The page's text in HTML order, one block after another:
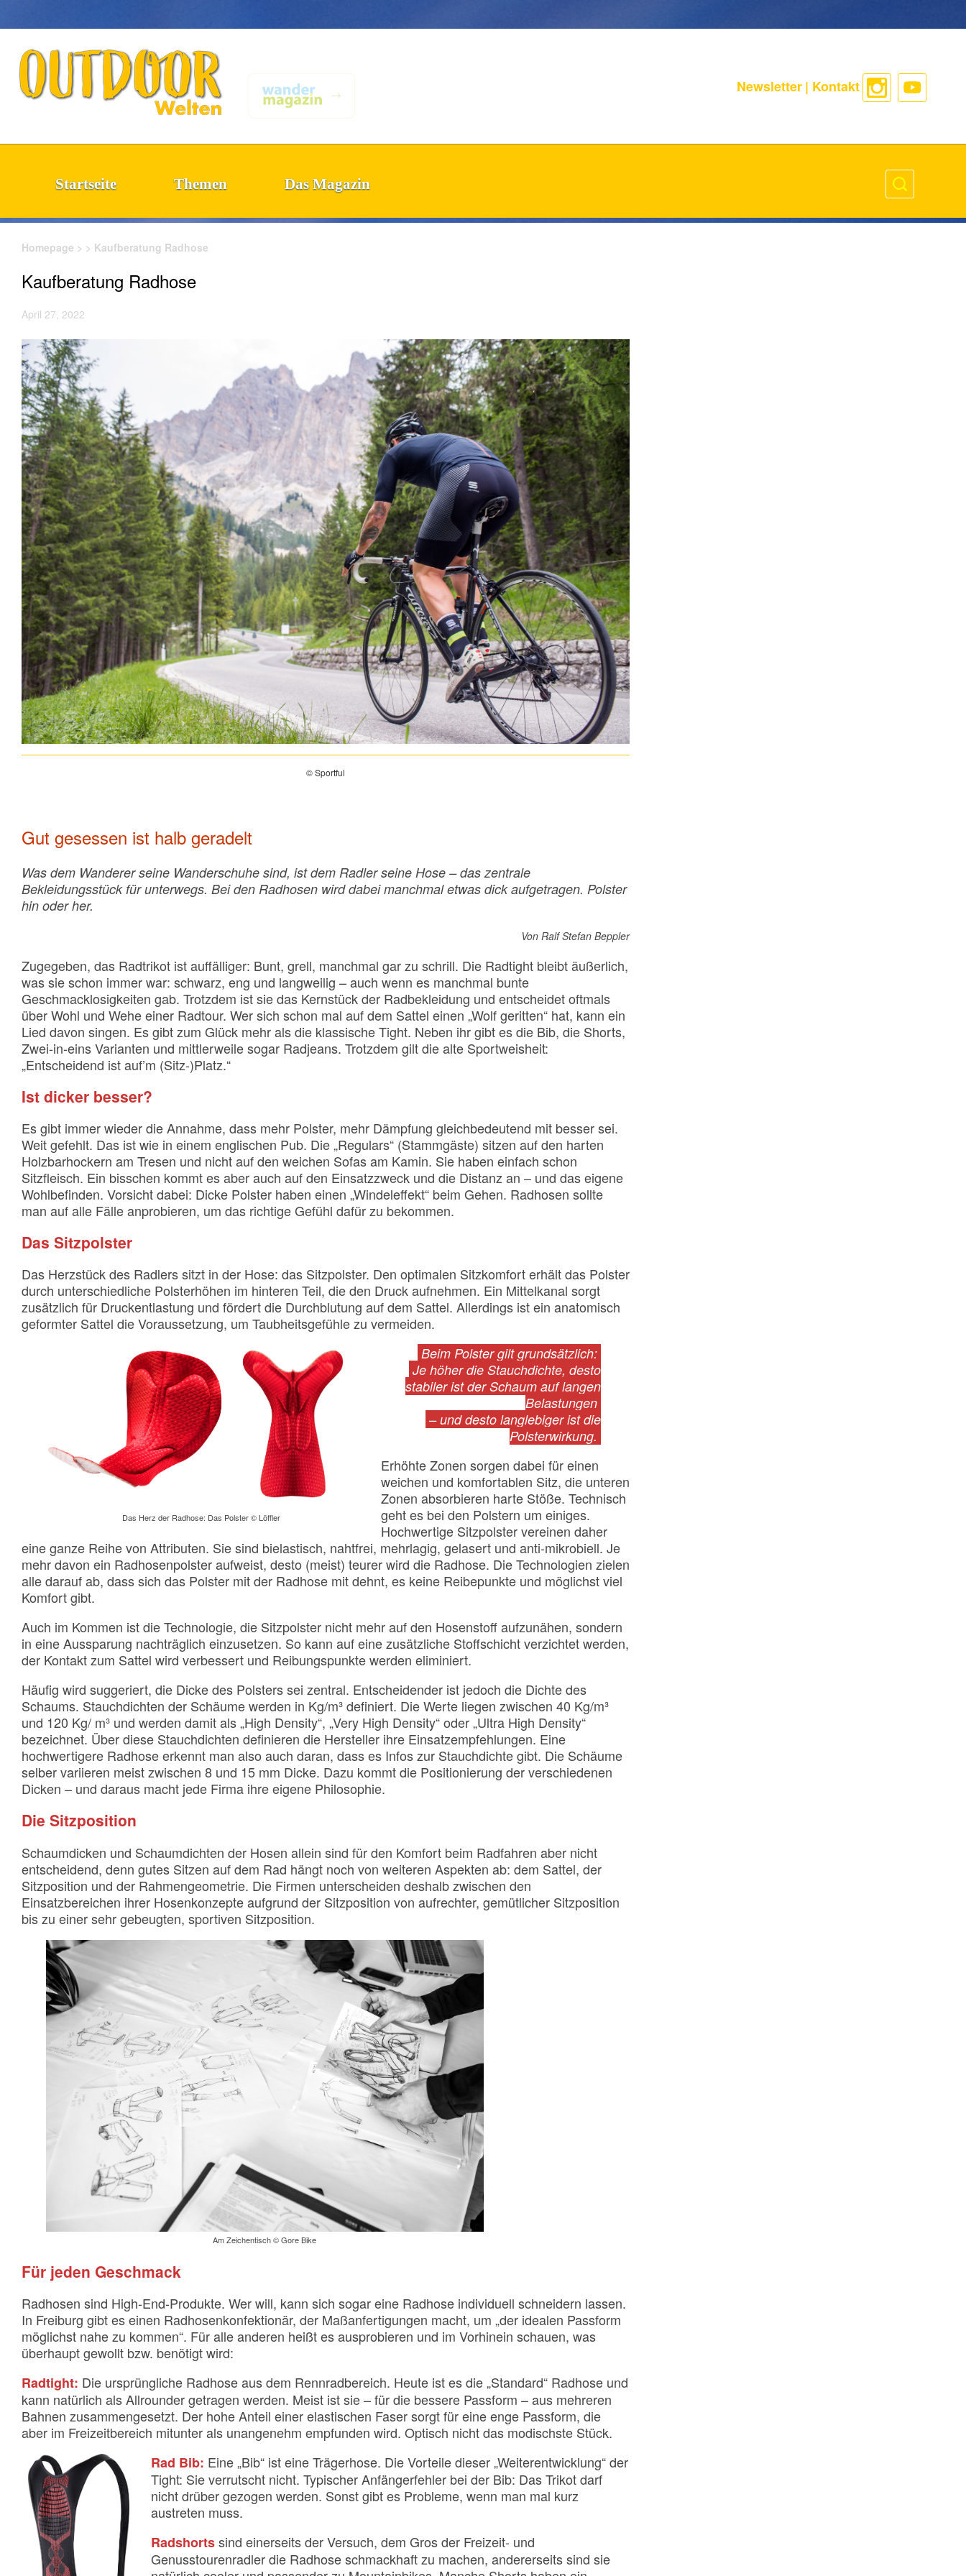
Newsletter| Kontakt
Startseite Themen Das Magazin
Homepage > > Kaufberatung Radhose
Kaufberatung Radhose
April 27, 2022
© Sportful
Gut gesessen ist halb geradelt
Was dem Wanderer seine Wanderschuhe sind, ist dem Radler seine Hose – das zentrale
Bekleidungsstück für unterwegs. Bei den Radhosen wird dabei manchmal etwas dick aufgetragen. Polster
hin oder her.
Von Ralf Stefan Beppler
Zugegeben, das Radtrikot ist auffälliger: Bunt, grell, manchmal gar zu schrill. Die Radtight bleibt äußerlich,
was sie schon immer war: schwarz, eng und langweilig – auch wenn es manchmal bunte
Geschmacklosigkeiten gab. Trotzdem ist sie das Kernstück der Radbekleidung und entscheidet oftmals
über Wohl und Wehe einer Radtour. Wer sich schon mal auf dem Sattel einen „Wolf geritten“ hat, kann ein
Lied davon singen. Es gibt zum Glück mehr als die klassische Tight. Neben ihr gibt es die Bib, die Shorts,
Zwei-in-eins Varianten und mittlerweile sogar Radjeans. Trotzdem gilt die alte Sportweisheit:
„Entscheidend ist auf’m (Sitz-)Platz.“
Ist dicker besser?
Es gibt immer wieder die Annahme, dass mehr Polster, mehr Dämpfung gleichbedeutend mit besser sei.
Weit gefehlt. Das ist wie in einem englischen Pub. Die „Regulars“ (Stammgäste) sitzen auf den harten
Holzbarhockern am Tresen und nicht auf den weichen Sofas am Kamin. Sie haben einfach schon
Sitzfleisch. Ein bisschen kommt es aber auch auf den Einsatzzweck und die Distanz an – und das eigene
Wohlbefinden. Vorsicht dabei: Dicke Polster haben einen „Windeleffekt“ beim Gehen. Radhosen sollte
man auf alle Fälle anprobieren, um das richtige Gefühl dafür zu bekommen.
Das Sitzpolster
Das Herzstück des Radlers sitzt in der Hose: das Sitzpolster. Den optimalen Sitzkomfort erhält das Polster
durch unterschiedliche Polsterhöhen im hinteren Teil, die den Druck aufnehmen. Ein Mittelkanal sorgt
zusätzlich für Druckentlastung und fördert die Durchblutung auf dem Sattel. Allerdings ist ein anatomisch
geformter Sattel die Voraussetzung, um Taubheitsgefühle zu vermeiden.
Das Herz der Radhose: Das Polster © Löffler
Beim Polster gilt grundsätzlich:
Je höher die Stauchdichte, desto
stabiler ist der Schaum auf langen
Belastungen
– und desto langlebiger ist die
Polsterwirkung.
Erhöhte Zonen sorgen dabei für einen
weichen und komfortablen Sitz, die unteren
Zonen absorbieren harte Stöße. Technisch
geht es bei den Polstern um einiges.
Hochwertige Sitzpolster vereinen daher
eine ganze Reihe von Attributen. Sie sind bielastisch, nahtfrei, mehrlagig, gelasert und anti-mikrobiell. Je
mehr davon ein Radhosenpolster aufweist, desto (meist) teurer wird die Radhose. Die Technologien zielen
alle darauf ab, dass sich das Polster mit der Radhose mit dehnt, es keine Reibepunkte und möglichst viel
Komfort gibt.
Auch im Kommen ist die Technologie, die Sitzpolster nicht mehr auf den Hosenstoff aufzunähen, sondern
in eine Aussparung nachträglich einzusetzen. So kann auf eine zusätzliche Stoffschicht verzichtet werden,
der Kontakt zum Sattel wird verbessert und Reibungspunkte werden eliminiert.
Häufig wird suggeriert, die Dicke des Polsters sei zentral. Entscheidender ist jedoch die Dichte des
Schaums. Stauchdichten der Schäume werden in Kg/m³ definiert. Die Werte liegen zwischen 40 Kg/m³
und 120 Kg/ m³ und werden damit als „High Density“, „Very High Density“ oder „Ultra High Density“
bezeichnet. Über diese Stauchdichten definieren die Hersteller ihre Einsatzempfehlungen. Eine
hochwertigere Radhose erkennt man also auch daran, dass es Infos zur Stauchdichte gibt. Die Schäume
selber variieren meist zwischen 8 und 15 mm Dicke. Dazu kommt die Positionierung der verschiedenen
Dicken – und daraus macht jede Firma ihre eigene Philosophie.
Die Sitzposition
Schaumdicken und Schaumdichten der Hosen allein sind für den Komfort beim Radfahren aber nicht
entscheidend, denn gutes Sitzen auf dem Rad hängt noch von weiteren Aspekten ab: dem Sattel, der
Sitzposition und der Rahmengeometrie. Die Firmen unterscheiden deshalb zwischen den
Einsatzbereichen ihrer Hosenkonzepte aufgrund der Sitzposition von aufrechter, gemütlicher Sitzposition
bis zu einer sehr gebeugten, sportiven Sitzposition.
Am Zeichentisch © Gore Bike
Für jeden Geschmack
Radhosen sind High-End-Produkte. Wer will, kann sich sogar eine Radhose individuell schneidern lassen.
In Freiburg gibt es einen Radhosenkonfektionär, der Maßanfertigungen macht, um „der idealen Passform
möglichst nahe zu kommen“. Für alle anderen heißt es ausprobieren und im Vorhinein schauen, was
überhaupt gewollt bzw. benötigt wird:
Radtight: Die ursprüngliche Radhose aus dem Rennradbereich. Heute ist es die „Standard“ Radhose und
kann natürlich als Allrounder getragen werden. Meist ist sie – für die bessere Passform – aus mehreren
Bahnen zusammengesetzt. Der hohe Anteil einer elastischen Faser sorgt für eine enge Passform, die
aber im Freizeitbereich mitunter als unangenehm empfunden wird. Optisch nicht das modischste Stück.
Rad Bib: Eine „Bib“ ist eine Trägerhose. Die Vorteile dieser „Weiterentwicklung“ der
Tight: Sie verrutscht nicht. Typischer Anfängerfehler bei der Bib: Das Trikot darf
nicht drüber gezogen werden. Sonst gibt es Probleme, wenn man mal kurz
austreten muss.
Radshortssind einerseits der Versuch, dem Gros der Freizeit- und
Genusstourenradler die Radhose schmackhaft zu machen, andererseits sind sie